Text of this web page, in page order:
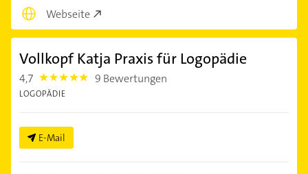
Webseite
Vollkopf Katja Praxis für Logopädie
4,7 4.7000003 9 Bewertungen
LOGOPÄDIE
E-Mail